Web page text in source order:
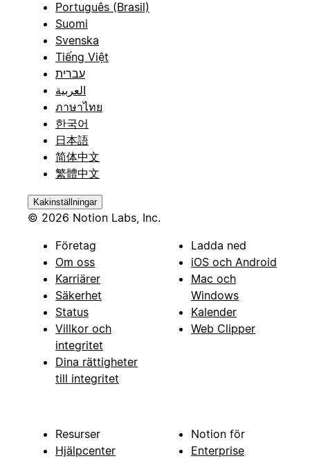
Português (Brasil)
Suomi
Svenska
Tiếng Việt
עברית
العربية
ภาษาไทย
한국어
日本語
简体中文
繁體中文
Kakinställningar
© 2026 Notion Labs, Inc.
Företag
Om oss
Karriärer
Säkerhet
Status
Villkor och
integritet
Dina rättigheter
till integritet
Ladda ned
iOS och Android
Mac och
Windows
Kalender
Web Clipper
Resurser
Hjälpcenter
Notion för
Enterprise